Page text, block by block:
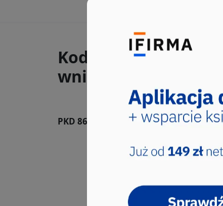
Kody PKD, które
wnioskach CEIDG-1
PKD 86.22.Z Praktyka lekarska
Sekcja ta obejmuje: -
szpitalach lub...
Kod PKD wybrało 1
Grupa: 86.2, Klasa: 86.22